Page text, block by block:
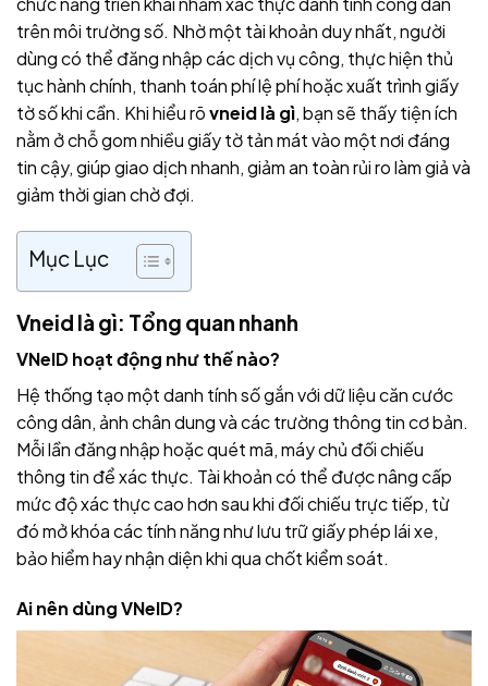
trên môi trường số. Nhờ một tài khoản duy nhất, người
dùng có thể đăng nhập các dịch vụ công, thực hiện thủ
tục hành chính, thanh toán phí lệ phí hoặc xuất trình giấy
tờ số khi cần. Khi hiểu rõvneid là gì, bạn sẽ thấy tiện ích
nằm ở chỗ gom nhiều giấy tờ tản mát vào một nơi đáng
tin cậy, giúp giao dịch nhanh, giảm an toàn rủi ro làm giả và
giảm thời gian chờ đợi.
Mục Lục
Vneid là gì: Tổng quan nhanh
VNeID hoạt động như thế nào?
Hệ thống tạo một danh tính số gắn với dữ liệu căn cước
công dân, ảnh chân dung và các trường thông tin cơ bản.
Mỗi lần đăng nhập hoặc quét mã, máy chủ đối chiếu
thông tin để xác thực. Tài khoản có thể được nâng cấp
mức độ xác thực cao hơn sau khi đối chiếu trực tiếp, từ
đó mở khóa các tính năng như lưu trữ giấy phép lái xe,
bảo hiểm hay nhận diện khi qua chốt kiểm soát.
Ai nên dùng VNeID?